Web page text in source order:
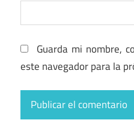
Guarda mi nombre,
este navegador para la